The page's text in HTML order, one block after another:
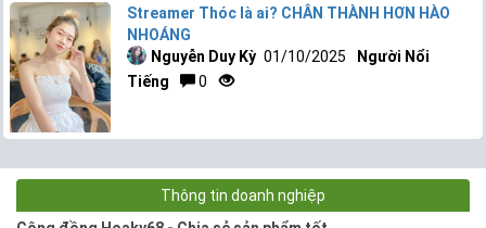
Streamer Thóc là ai? CHÂN THÀNH HƠN HÀO
NHOÁNG
Nguyễn Duy Kỳ 01/10/2025
Người Nổi
Tiếng
0
Thông tin doanh nghiệp